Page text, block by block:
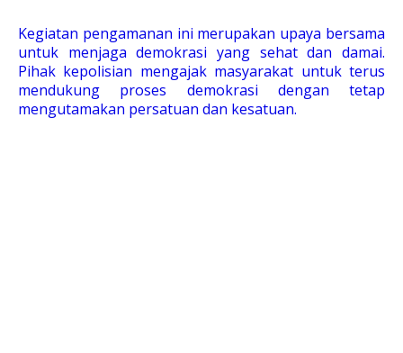
Kegiatan pengamanan ini merupakan upaya bersama
untuk menjaga demokrasi yang sehat dan damai.
Pihak kepolisian mengajak masyarakat untuk terus
mendukung proses demokrasi dengan tetap
mengutamakan persatuan dan kesatuan.